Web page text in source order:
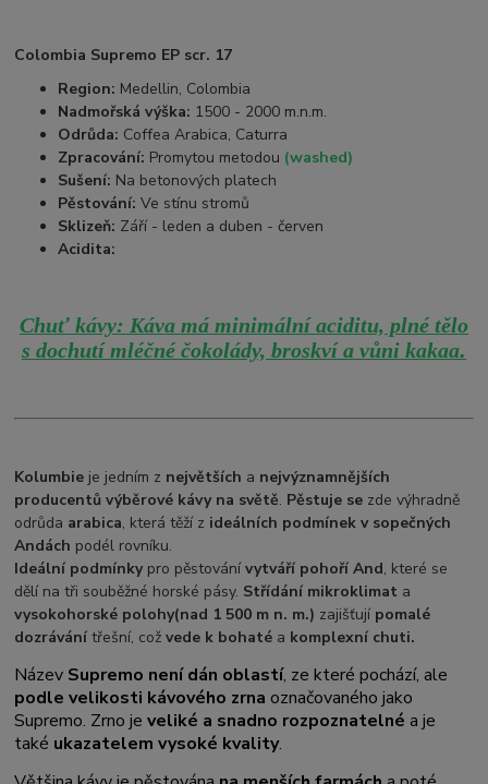
Colombia Supremo EP scr. 17
Region: Medellin, Colombia
Nadmořská výška: 1500 - 2000 m.n.m.
Odrůda: Coffea Arabica, Caturra
Zpracování: Promytou metodou (washed)
Sušení: Na betonových platech
Pěstování: Ve stínu stromů
Sklizeň: Září - leden a duben - červen
Acidita:
Chuť kávy: Káva má minimální aciditu, plné tělo
s dochutí mléčné čokolády, broskví a vůni kakaa.
Kolumbie je jedním z největších a nejvýznamnějších
producentů výběrové kávy na světě. Pěstuje se zde výhradně
odrůda arabica, která těží z ideálních podmínek v sopečných
Andách podél rovníku.
Ideální podmínkypro pěstovánívytváří pohoří And, které se
dělí na tři souběžné horské pásy. Střídání mikroklimat a
vysokohorské polohy(nad 1 500 m n. m.) zajišťují pomalé
dozrávání třešní, cožvede k bohaté a komplexní chuti.
Název Supremo není dán oblastí, ze které pochází, ale
podle velikosti kávového zrna označovaného jako
Supremo. Zrno jeveliké a snadno rozpoznatelné a je
také ukazatelem vysoké kvality.